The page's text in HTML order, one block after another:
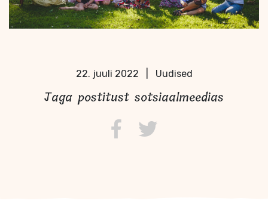
22. juuli 2022 Uudised
Jaga postitust sotsiaalmeedias